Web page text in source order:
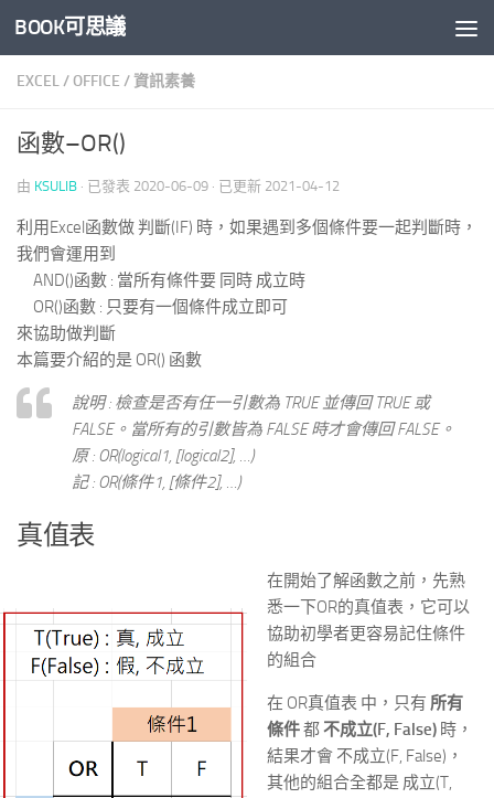
Skip to content
BOOK可思議
EXCEL/OFFICE /資訊素養
函數–OR()
由 KSULIB · 已發表 2020-06-09 · 已更新 2021-04-12
利用Excel函數做 判斷(IF) 時，如果遇到多個條件要一起判斷時，
我們會運用到
AND()函數 : 當所有條件要 同時 成立時
OR()函數 : 只要有一個條件成立即可
來協助做判斷
本篇要介紹的是 OR() 函數
說明 : 檢查是否有任一引數為 TRUE 並傳回 TRUE 或
FALSE。當所有的引數皆為 FALSE 時才會傳回 FALSE。
原 : OR(logical1, [logical2], …)
記 : OR(條件1, [條件2], …)
真值表
在開始了解函數之前，先熟
悉一下OR的真值表，它可以
協助初學者更容易記住條件
的組合
在 OR真值表 中，只有 所有
條件都不成立(F, False)時，
結果才會 不成立(F, False)，
其他的組合全都是 成立(T,